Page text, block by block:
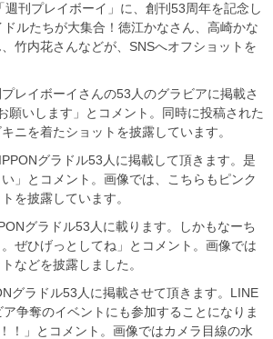
刊プレイボーイ」に、創刊53周年を記念し
ルたちが大集合！徳江かなさん、高崎かな
竹内花さんなどが、SNSへオフショットを
レイボーイさんの53人のグラビアに掲載さ
願いします」とコメント。同時に投稿された
ニを着たショットを披露しています。
グラドル53人に掲載して頂きます。是
」とコメント。画像では、こちらもピンク
を披露しています。
グラドル53人に載ります。しかもなーち
ぜひげっとしてね」とコメント。画像では
などを披露しました。
グラドル53人に掲載させて頂きます。LINE
争奪のイベントにも参加することになりま
！」とコメント。画像ではカメラ目線の水